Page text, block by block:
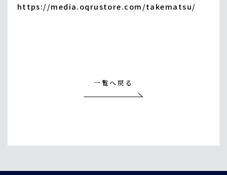
https://media.oqrustore.com/takematsu/
一覧へ戻る